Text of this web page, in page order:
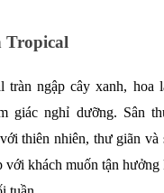
Tropical
tràn ngập cây xanh, hoa
giác nghỉ dưỡng. Sân
thiên nhiên, thư giãn và
với khách muốn tận